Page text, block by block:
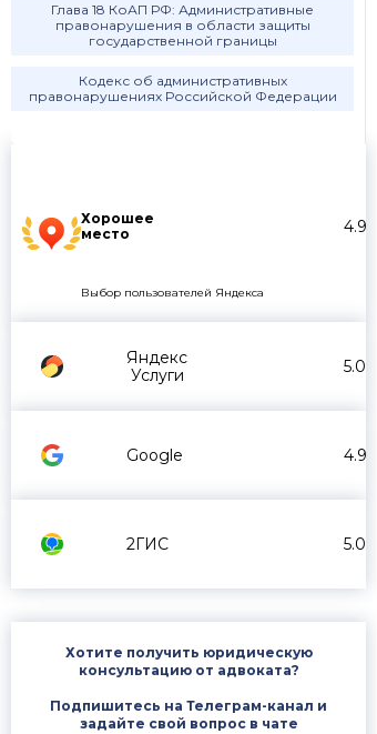
Хорошее
место
4.9
Выбор пользователей Яндекса
Яндекс
Услуги
5.0
Google 4.9
2ГИС 5.0
Хотите получить юридическую
консультацию от адвоката?
Подпишитесь на Телеграм-канал и
задайте свой вопрос в чате
Глава 18 КоАП РФ: Административные
правонарушения в области защиты
государственной границы
Кодекс об административных
правонарушениях Российской Федерации